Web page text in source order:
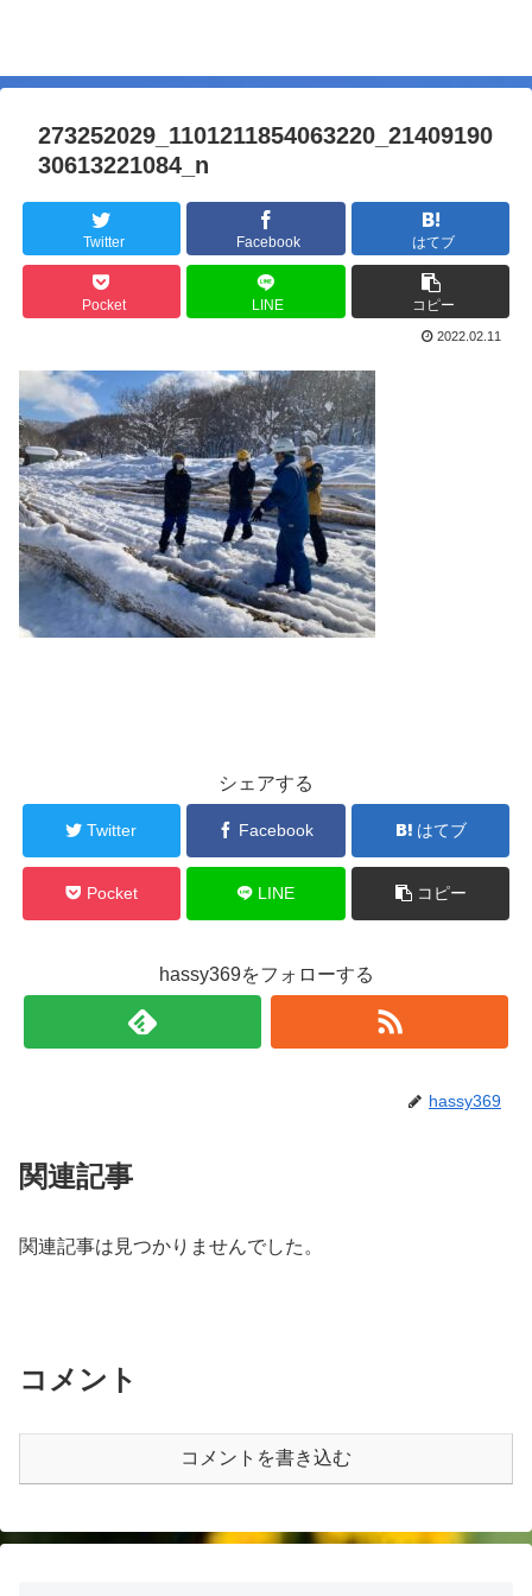
273252029_1101211854063220_21409190
30613221084_n
Twitter Facebook はてブ
Pocket LINE コピー
2022.02.11
シェアする
Twitter Facebook はてブ
Pocket LINE コピー
hassy369をフォローする
hassy369
関連記事
関連記事は見つかりませんでした。
コメント
コメントを書き込む